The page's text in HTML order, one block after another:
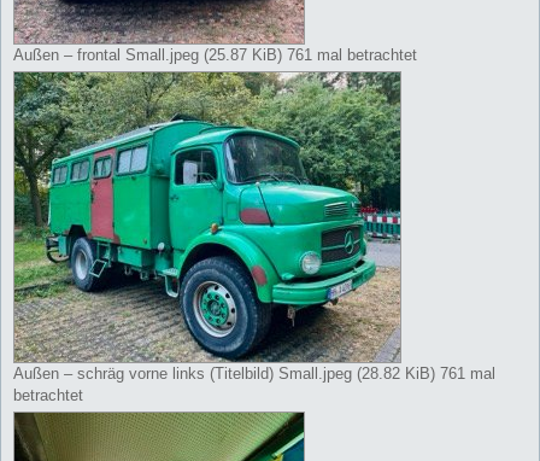
Außen – frontal Small.jpeg (25.87 KiB) 761 mal betrachtet
Außen – schräg vorne links (Titelbild) Small.jpeg (28.82 KiB) 761 mal
betrachtet